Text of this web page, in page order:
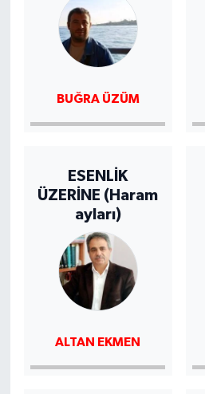
Neresi?
BUĞRA ÜZÜM
ESENLİK
ÜZERİNE (Haram
ayları)
ALTAN EKMEN